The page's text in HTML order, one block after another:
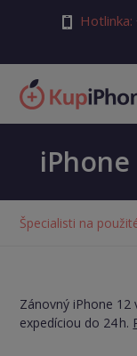
Hotlinka:
iPhone
Špecialisti na
Zánovný iPhone
expedíciou do 24 h.